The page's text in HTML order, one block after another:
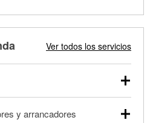
Ver todos los servicios
vehículos comerciales y
y arrancadores